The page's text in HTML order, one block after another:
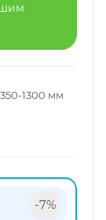
1300 мм
-7%